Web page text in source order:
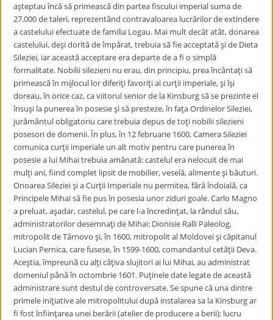
aşteptau încă să primească din partea fiscului imperial suma de
27.000 de taleri, reprezentând contravaloarea lucrărilor de extindere
a castelului efectuate de familia Logau. Mai mult decât atât, donarea
castelului, deşi dorită de împărat, trebuia să fie acceptată şi de Dieta
Sileziei, iar această acceptare era departe de a fi o simplă
formalitate. Nobilii silezieni nu erau, din principiu, prea încântaţi să
primească în mijlocul lor diferiţi favoriţi ai curţii imperiale, şi îşi
doreau, în orice caz, ca viitorul senior de la Kinsburg să se prezinte el
însuşi la punerea în posesie şi să presteze, în faţa Ordinelor Sileziei,
jurământul obligatoriu care trebuia depus de toţi nobilii silezieni
posesori de domenii. În plus, în 12 februarie 1600, Camera Sileziei
comunica curţii imperiale un alt motiv pentru care punerea în
posesie a lui Mihai trebuia amânată: castelul era nelocuit de mai
mulţi ani, fiind complet lipsit de mobilier, veselă, alimente şi băuturi.
Onoarea Sileziei şi a Curţii Imperiale nu permitea, fără îndoială, ca
Principele Mihai să fie pus în posesia unor ziduri goale. Carlo Magno
a preluat, aşadar, castelul, pe care l-a încredinţat, la rândul său,
administratorilor desemnaţi de Mihai: Dionisie Ralli Paleolog,
mitropolit de Târnovo şi, în 1600, mitropolit al Moldovei şi căpitanul
Lucian Pernica, care fusese, în 1599-1600, comandantul cetăţii Deva.
Aceştia, împreună cu alţi câţiva slujitori ai lui Mihai, au administrat
domeniul până în octombrie 1601. Puţinele date legate de această
administrare sunt destul de controversate. Se spune că una dintre
primele iniţiative ale mitropolitului după instalarea sa la Kinsburg ar
fi fost înfiinţarea unei berării (atelier de producere a berii); lucru